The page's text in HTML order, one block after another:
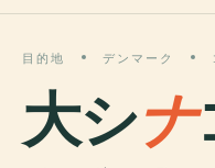
目的地 デンマーク
大シナ